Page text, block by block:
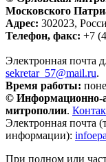
Московского
Адрес: 302023,
Телефон, факс: +7
Электронная почта
sekretar_57@mail.ru.
Время работы:
© Информационно-
митрополии.
Электронная почта
информации):
При полном или